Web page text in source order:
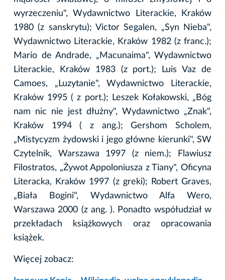
wyrzeczeniu", Wydawnictwo Literackie, Kraków
1980 (z sanskrytu); Victor Segalen, „Syn Nieba",
Wydawnictwo Literackie, Kraków 1982 (z franc.);
Mario de Andrade, „Macunaima", Wydawnictwo
Literackie, Kraków 1983 (z port.); Luis Vaz de
Camoes, „Luzytanie", Wydawnictwo Literackie,
Kraków 1995 ( z port.); Leszek Kołakowski, „Bóg
nam nic nie jest dłużny", Wydawnictwo „Znak",
Kraków 1994 ( z ang.); Gershom Scholem,
„Mistycyzm żydowski i jego główne kierunki", SW
Czytelnik, Warszawa 1997 (z niem.); Flawiusz
Filostratos, „Żywot Appoloniusza z Tiany", Oficyna
Literacka, Kraków 1997 (z greki); Robert Graves,
„Biała Bogini", Wydawnictwo Alfa Wero,
Warszawa 2000 (z ang. ). Ponadto współudział w
przekładach książkowych oraz opracowania
książek.
Więcej zobacz: